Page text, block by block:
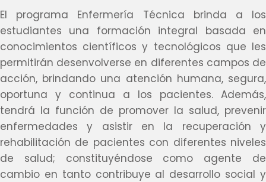
El programa Enfermería Técnica brinda a los
estudiantes una formación integral basada en
conocimientos científicos y tecnológicos que les
permitirán desenvolverse en diferentes campos de
acción, brindando una atención humana, segura,
oportuna y continua a los pacientes. Además,
tendrá la función de promover la salud, prevenir
enfermedades y asistir en la recuperación y
rehabilitación de pacientes con diferentes niveles
de salud; constituyéndose como agente de
cambio en tanto contribuye al desarrollo social y